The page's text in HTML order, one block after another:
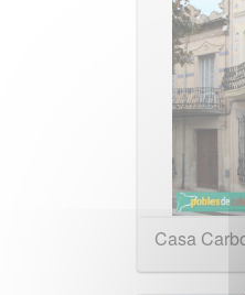
Casa